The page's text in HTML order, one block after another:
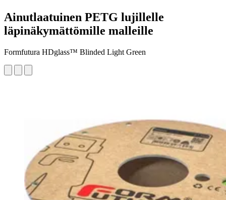
Ainutlaatuinen PETG lujillelle
läpinäkymättömille malleille
Formfutura HDglass™ Blinded Light Green